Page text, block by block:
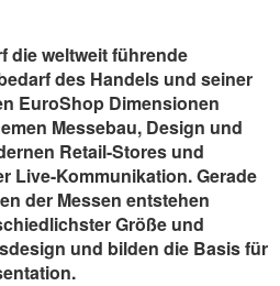
die weltweit führende
des Handels und seiner
EuroShop Dimensionen
Messebau, Design und
Retail-Stores und
Live-Kommunikation. Gerade
der Messen entstehen
Größe und
und bilden die Basis für